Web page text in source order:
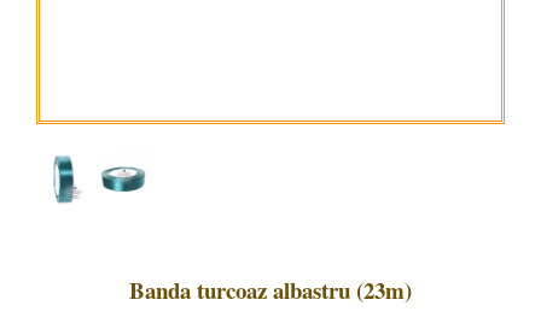
Banda turcoaz albastru (23m)